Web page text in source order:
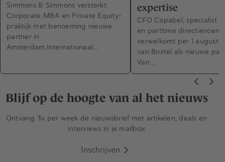
Simmons & Simmons versterkt
Corporate M&A en Private Equity-
praktijk met benoeming nieuwe
partner in
Amsterdam.Internationaal…
expertise
CFO Capabel, specialist
en parttime
verwelkomt per 1
van Boxtel als nieuwe
Van…
Blijf op de hoogte van al het nieuws
Ontvang 3x per week de nieuwsbrief met artikelen, deals en
interviews in je mailbox
Inschrijven